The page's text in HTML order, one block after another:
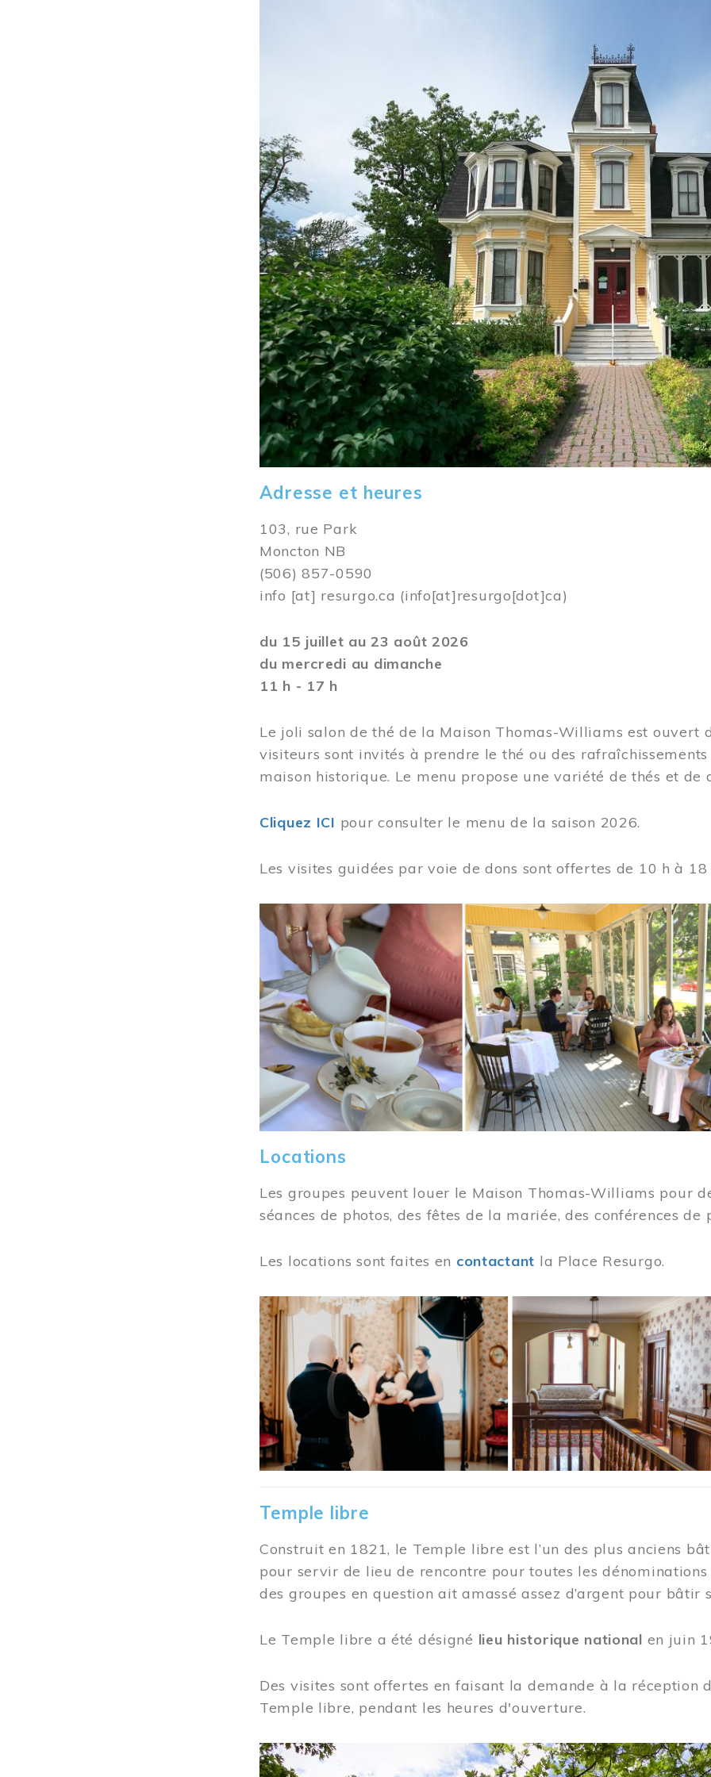
Adresse et heures
103, rue Park
Moncton NB
(506) 857-0590
info [at] resurgo.ca (info[at]resurgo[dot]ca)
du 15 juillet au 23 août 2026
du mercredi au dimanche
11 h - 17 h
Le joli salon de thé de la Maison Thomas-Williams est ouvert
visiteurs sont invités à prendre le thé ou des
maison historique. Le menu propose une variété de thés et
Cliquez ICI pour consulter le menu de la saison 2026.
Les visites guidées par voie de dons sont offertes de 10 h à
Image
Locations
Les groupes peuvent louer le Maison Thomas-Williams pour
séances de photos, des fêtes de la mariée, des conférences de
Les locations sont faites en contactant la Place Resurgo.
Image
Temple libre
Construit en 1821, le Temple libre est l’un des plus anciens
pour servir de lieu de rencontre pour toutes les
des groupes en question ait amassé assez d’argent pour bâtir
Le Temple libre a été désigné lieu historique national en juin
Des visites sont offertes en faisant la demande à la réception
Temple libre, pendant les heures d'ouverture.
Image